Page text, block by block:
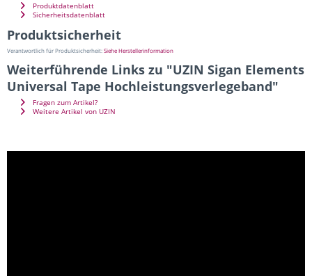
Produktdatenblatt
Sicherheitsdatenblatt
Produktsicherheit
Verantwortlich für Produktsicherheit:Siehe Herstellerinformation
Weiterführende Links zu "UZIN Sigan Elements
Universal Tape Hochleistungsverlegeband"
Fragen zum Artikel?
Weitere Artikel von UZIN